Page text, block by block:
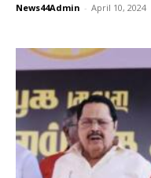
News44Admin - April 10, 2024